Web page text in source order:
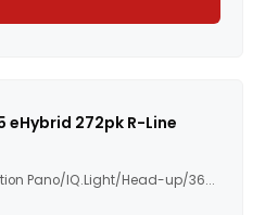
eHybrid 272pk R-Line
Pano/IQ.Light/Head-up/36...